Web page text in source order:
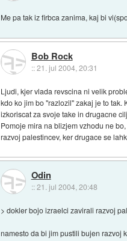
Me pa tak iz firbca zanima, kaj bi
Bob Rock
::21. jul 2004, 20:31
Ljudi, kjer vlada revscina ni velik
kdo ko jim bo "razlozil" zakaj je to
izkoriscat za svoje take in drugacne
Pomoje mira na blizjem vzhodu ne
razvoj palestincev, ker drugace se
Odin
::21. jul 2004, 20:48
> dokler bojo izraelci zavirali razvoj
namesto da bi jim pustili bujen razvoj